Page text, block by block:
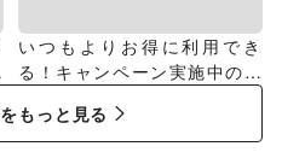
いつもよりお得に利用でき
る！キャンペーン実施中のス
もっと見る